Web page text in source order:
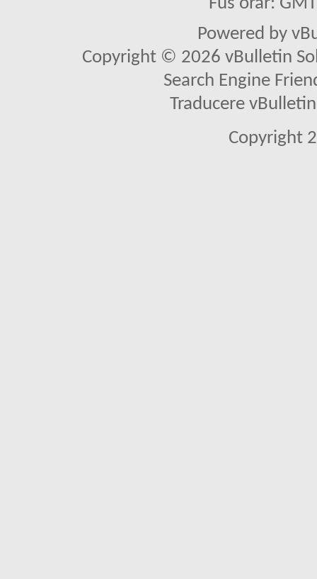
Fus orar:
Powered by
Copyright © 2026 vBulletin
Search Engine
Traducere
Copyright